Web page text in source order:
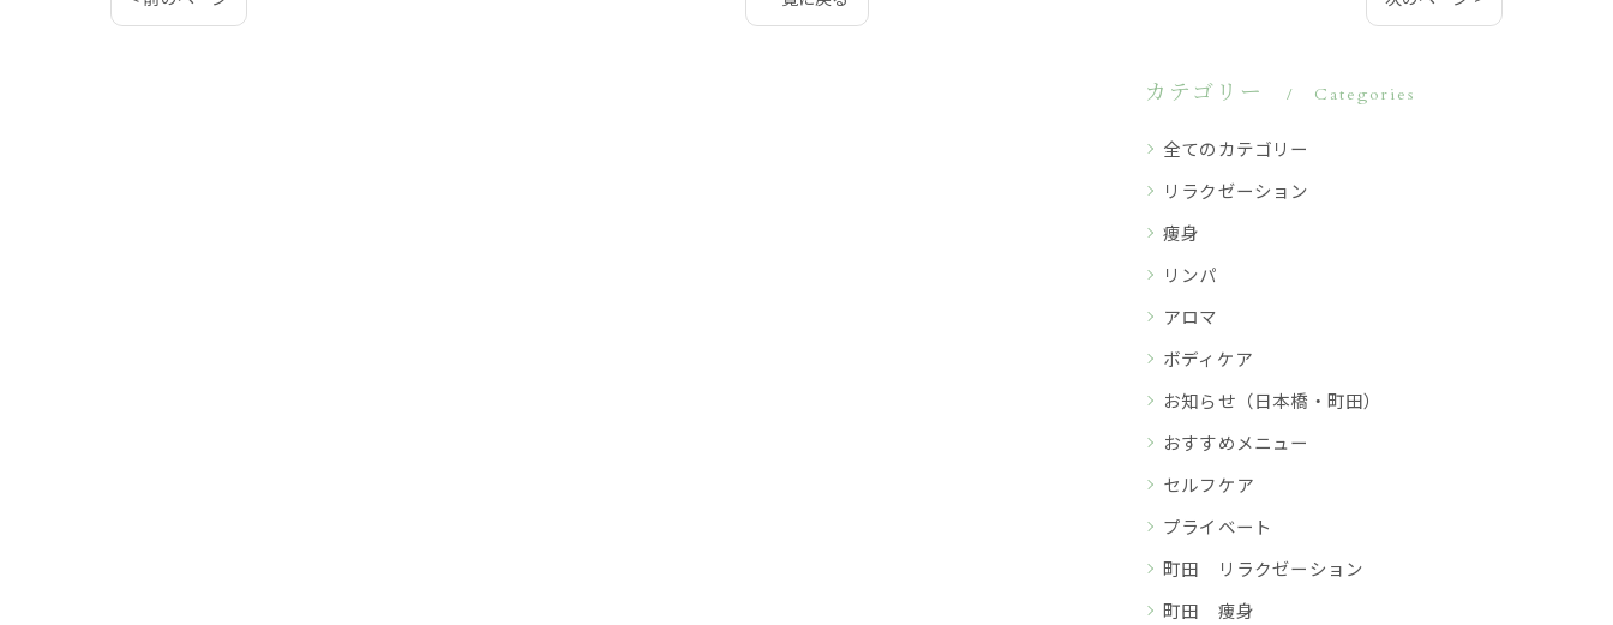
カテゴリー Categories
全てのカテゴリー
リラクゼーション
痩身
リンパ
アロマ
ボディケア
お知らせ（日本橋・町田）
おすすめメニュー
セルフケア
プライベート
町田 リラクゼーション
町田 痩身